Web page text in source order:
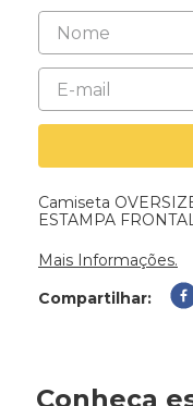
Camiseta
ESTAMPA
Mais Informações.
Compartilhar
Conheça